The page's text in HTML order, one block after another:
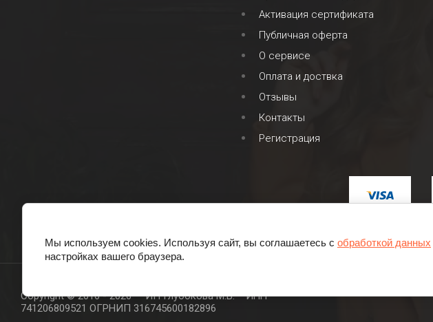
Активация сертификата
Публичная оферта
О сервисе
Оплата и доствка
Отзывы
Контакты
Регистрация
Copyright © 2016 - 2026 ИП Глубокова М.В. ИНН
741206809521 ОГРНИП 316745600182896
Мы используем cookies. Используя сайт, вы соглашаетесь с обработкой данных
настройках вашего браузера.